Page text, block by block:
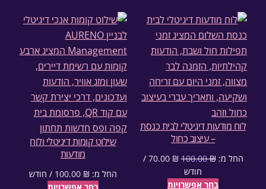
לוח מודעות דיגיטלי לבית כנסת
– עיצוב כחול
החל מ: 100.00₪
המחיר המקורי היה: 100.00 ₪.
70.00 ₪
המחיר הנוכחי הוא: 70.00 ₪.
/
חודש
בחר אפשרויות
שילוט קומות דיגיטלי ולוח
מודעות
החל מ: 100.00 ₪
/ חודש